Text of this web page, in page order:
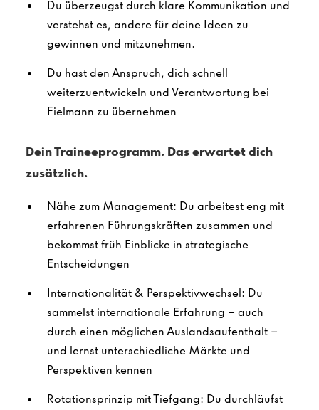
Du überzeugst durch klare Kommunikation und
verstehst es, andere für deine Ideen zu
gewinnen und mitzunehmen.
Du hast den Anspruch, dich schnell
weiterzuentwickeln und Verantwortung bei
Fielmann zu übernehmen
Dein Traineeprogramm. Das erwartet dich
zusätzlich.
Nähe zum Management: Du arbeitest eng mit
erfahrenen Führungskräften zusammen und
bekommst früh Einblicke in strategische
Entscheidungen
Internationalität & Perspektivwechsel: Du
sammelst internationale Erfahrung – auch
durch einen möglichen Auslandsaufenthalt –
und lernst unterschiedliche Märkte und
Perspektiven kennen
Rotationsprinzip mit Tiefgang: Du durchläufst